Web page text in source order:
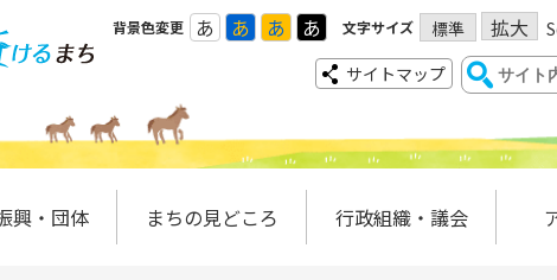
背景色変更 あ あ あ あ 文字サイズ 標準 拡大
サイトマップ
興・団体 まちの見どころ 行政組織・議会